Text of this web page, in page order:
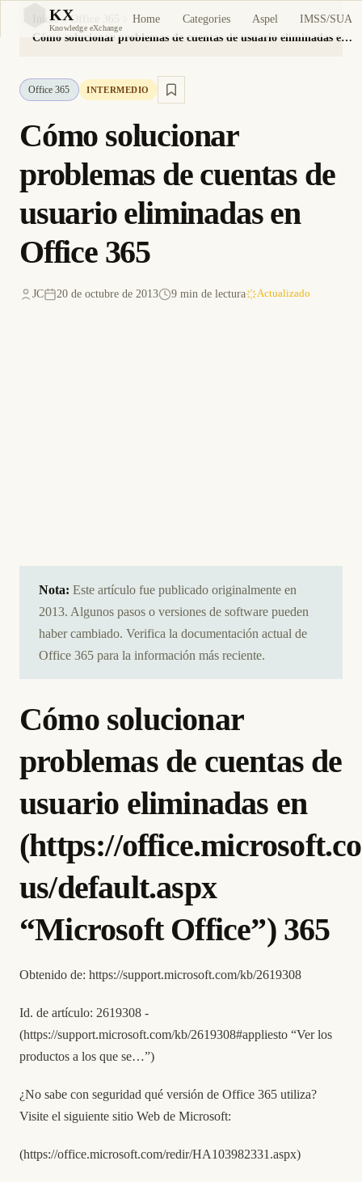
KX
Knowledge eXchange
Home Categories Aspel IMSS/SUA
Inicio
Office 365
Cómo solucionar problemas de cuentas de usuario eliminadas en Office 365
Office 365 INTERMEDIO
Cómo solucionar
problemas de cuentas de
usuario eliminadas en
Office 365
JC 20 de octubre de 2013 9 min de lectura Actualizado
Nota: Este artículo fue publicado originalmente en
2013. Algunos pasos o versiones de software pueden
haber cambiado. Verifica la documentación actual de
Office 365 para la información más reciente.
Cómo solucionar
problemas de cuentas de
usuario eliminadas en
(https://
us/default.aspx
“Microsoft Office”) 365
Obtenido de: https://support.microsoft.com/kb/2619308
Id. de artículo: 2619308 -
(https://support.microsoft.com/kb/2619308#appliesto “Ver los
productos a los que se…”)
¿No sabe con seguridad qué versión de Office 365 utiliza?
Visite el siguiente sitio Web de Microsoft:
(https://office.microsoft.com/redir/HA103982331.aspx)